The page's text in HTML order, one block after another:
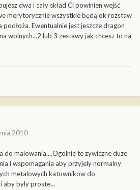
dwa i cały skład Ci powinien wejść
merytorycznie wszystkie będą ok rozstaw
Ewentualnie jest jeszcze dragon
wolnych...2 lub 3 zestawy jak chcesz to na
2010
do malowania....Ogolnie te zywiczne duze
i wspomagania aby przyjely normalny
metalowych katownikow do
aby byly proste...